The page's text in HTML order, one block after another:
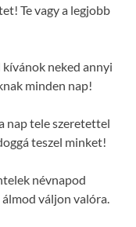
Te vagy a legjobb
neked annyi
minden nap!
nap tele szeretettel
teszel minket!
névnapod
váljon valóra.